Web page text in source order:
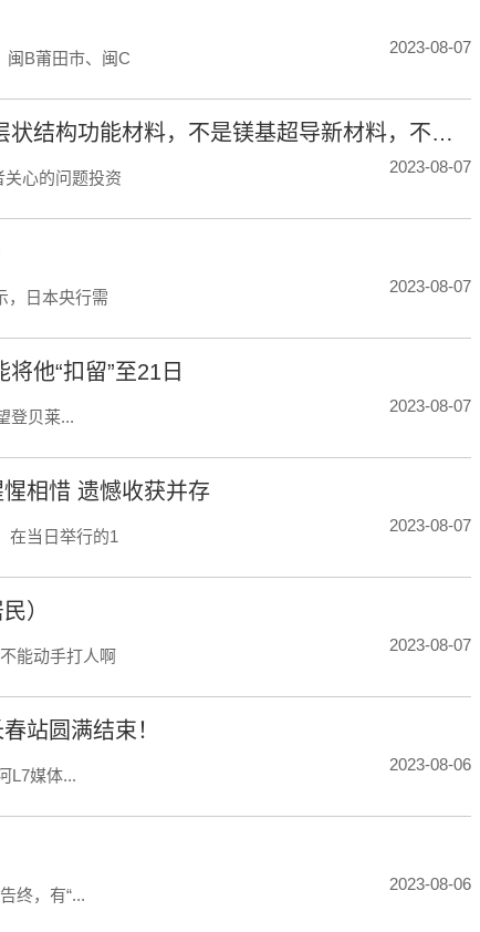
闽B莆田市、闽C
2023-08-07
藏格矿业：公司中试生产产品为镁基超分子层状结构功能材料，不是镁基超导新材料，不含硼元素
心的问题投资
2023-08-07
，日本央行需
2023-08-07
他“扣留”至21日
登贝莱...
2023-08-07
惺相惜 遗憾收获并存
在当日举行的1
2023-08-07
）
能动手打人啊
2023-08-07
站圆满结束！
L7媒体...
2023-08-06
终，有“...
2023-08-06